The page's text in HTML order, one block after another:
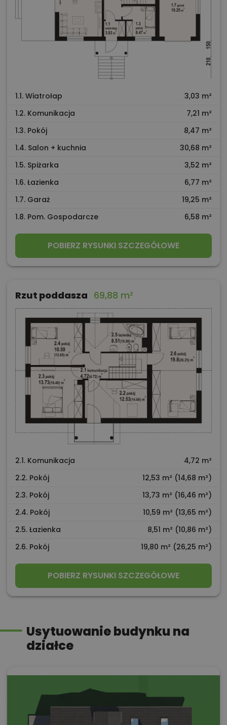
1.1. Wiatrołap
3,03 m²
1.2. Komunikacja
7,21 m²
1.3. Pokój
8,47 m²
1.4. Salon + kuchnia
30,68 m²
1.5. Spiżarka
3,52 m²
1.6. Łazienka
6,77 m²
1.7. Garaż
19,25 m²
1.8. Pom. Gospodarcze
6,58 m²
POBIERZ RYSUNKI SZCZEGÓŁOWE
Rzut poddasza 69,88 m²
2.1. Komunikacja
4,72 m²
2.2. Pokój
12,53 m² (14,68 m²)
2.3. Pokój
13,73 m² (16,46 m²)
2.4. Pokój
10,59 m² (13,65 m²)
2.5. Łazienka
8,51 m² (10,86 m²)
2.6. Pokój
19,80 m² (26,25 m²)
POBIERZ RYSUNKI SZCZEGÓŁOWE
Usytuowanie budynku na
działce